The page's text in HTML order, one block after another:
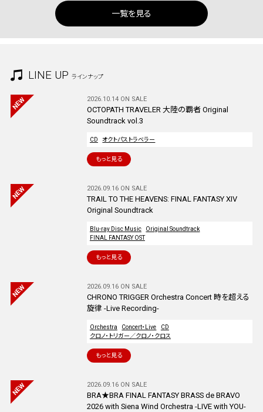
一覧を見る
LINE UP ラインナップ
2026.10.14 ON SALE
OCTOPATH TRAVELER 大陸の覇者 Original
Soundtrack vol.3
CD オクトパストラベラー
もっと見る
2026.09.16 ON SALE
TRAIL TO THE HEAVENS: FINAL FANTASY XIV
Original Soundtrack
Blu-ray Disc Music
Original Soundtrack
FINAL FANTASY OST
もっと見る
2026.09.16 ON SALE
CHRONO TRIGGER Orchestra Concert 時を超える
旋律 -Live Recording-
Orchestra Concert・Live
CD
クロノ・トリガー／クロノ・クロス
もっと見る
2026.09.16 ON SALE
BRA★BRA FINAL FANTASY BRASS de BRAVO
2026 with Siena Wind Orchestra -LIVE with YOU-